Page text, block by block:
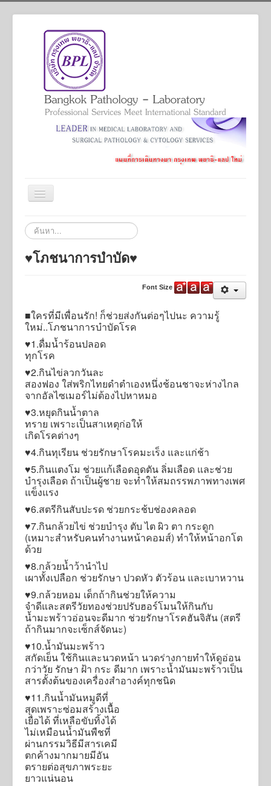
สลับ
เน
เก
ชั่น
Home
Academic And Professional
Online Application
นโยบายคุ้มครองข้อมูลส่วนบุคคล
นโยบายการคุ้มครองข้อมูลส่วนบุคคล การบริการ Online
Applications
ค้นหา...
♥️โภชนาการบำบัด♥️
Font Size
■ใครที่มีเพื่อนรัก! ก็ช่วยส่งกันต่อๆไปนะ ความรู้
ใหม่..โภชนาการบำบัดโรค
♥️1.ดื่มน้ำร้อนปลอด
ทุกโรค
♥️2.กินไข่ลวกวันละ
สองฟอง ใส่พริกไทยดำตำเองหนึ่งช้อนชาจะห่างไกล
จากอัลไซเมอร์ไม่ต้องไปหาหมอ
♥️3.หยุดกินน้ำตาล
ทราย เพราะเป็นสาเหตุก่อให้
เกิดโรคต่างๆ
♥️4.กินทุเรียน ช่วยรักษาโรคมะเร็ง และแก่ช้า
♥️5.กินแตงโม ช่วยแก้เลือดอุดตัน ลิ่มเลือด และช่วย
บำรุงเลือด ถ้าเป็นผู้ชาย จะทำให้สมถรรพภาพทางเพศ
แข็งแรง
♥️6.สตรีกินสับปะรด ช่วยกระช้บช่องคลอด
♥️7.กินกล้วยไข่ ช่วยบำรุง ตับ ไต ผิว ตา กระดูก
(เหมาะสำหรับคนทำงานหน้าคอมส์) ทำให้หน้าอกโต
ด้วย
♥️8.กล้วยน้ำว้านำไป
เผาทั้งเปลือก ช่วยรักษา ปวดหัว ตัวร้อน และเบาหวาน
♥️9.กล้วยหอม เด็กถ้ากินช่วยให้ความ
จำดีและสตรีวัยทองช่วยปรับฮอร์โมนให้กินกับ
น้ำมะพร้าวอ่อนจะดีมาก ช่วยรักษาโรคฮันจิสัน (สตรี
ถ้ากินมากจะเซ็กส์จัดนะ)
♥️10.น้ำมันมะพร้าว
สกัดเย็น ใช้กินและนวดหน้า นวดร่างกายทำให้ดูอ่อน
กว่าวัย รักษา ฝ้า กระ ดีมาก เพราะน้ำมันมะพร้าวเป็น
สารตั้งต้นของเครื่องสำอางค์ทุกชนิด
♥️11.กินน้ำมันหมูดีที่
สุดเพราะซ่อมสร้างเนื้อ
เยื่อได้ ที่เหลือขับทิ้งได้
ไม่เหมือนน้ำมันพืชที่
ผ่านกรรมวิธีมีสารเคมี
ตกค้างมากมายมีอัน
ตรายต่อสุขภาพระยะ
ยาวแน่นอน